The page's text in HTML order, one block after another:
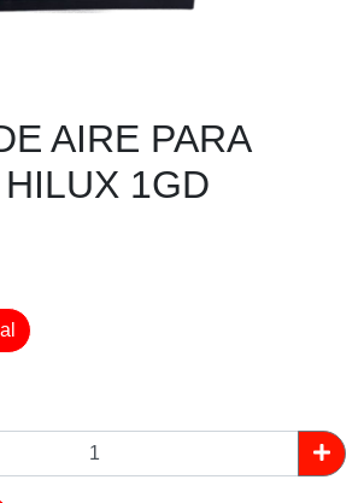
AIRE PARA
1GD